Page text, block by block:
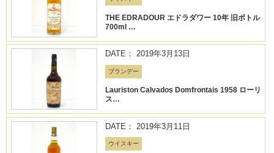
THE EDRADOUR エドラダワー 10年 旧ボトル
700ml …
DATE： 2019年3月13日
ブランデー
Lauriston Calvados Domfrontais 1958 ローリ
ス…
DATE： 2019年3月11日
ウイスキー